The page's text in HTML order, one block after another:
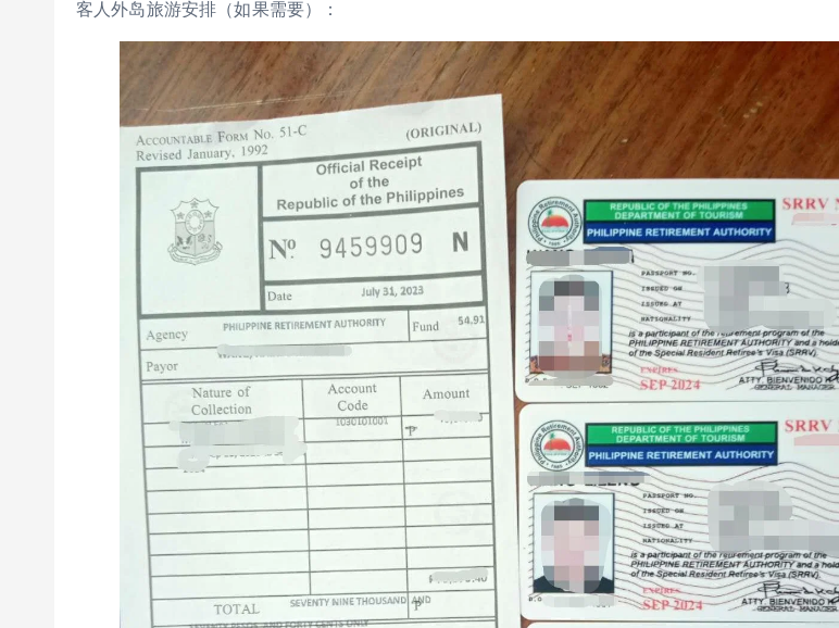
客人外岛旅游安排（如果需要）：